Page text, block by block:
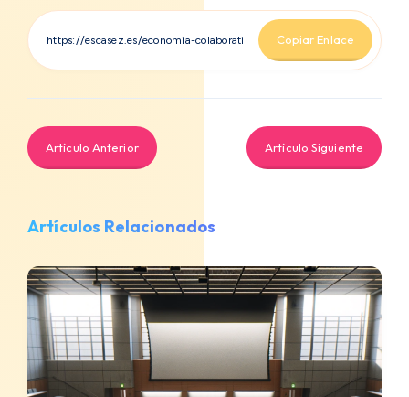
Facebook
X
EmailWhatsapp
Copiar Enlace
Artículo Anterior Artículo Siguiente
Artículos Relacionados